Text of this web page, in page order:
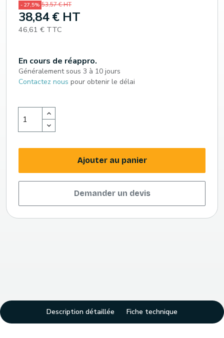
- 27,5% 53,57 € HT
38,84 € HT
46,61 € TTC
En cours de réappro.
Généralement sous 3 à 10 jours
Contactez nous pour obtenir le délai
Ajouter au panier
Demander un devis
Description détaillée Fiche technique